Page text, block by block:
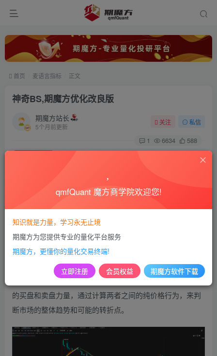
首页 麦语言指标 正文
神奇BS,期魔方优化改良版
期魔方站长
5个月前更新
关注 私信
1 6634 588
此内容为付费资源，请付费后查看
99
黄金会员免费
已售 1590
BS指标，是一个用市场多空趋势的技术指标。它基于市场上
的买盘和卖盘力量，通过计算两者之间的纯价格行为，来判
断市场的整体趋势和可能的转折点。
qmfQuant 魔方商学院欢迎您!
知识就是力量，学习永无止境
期魔方为您提供专业的量化平台服务
期魔方，更懂你的量化交易终端!
立即注册 会员权益 期魔方软件下载